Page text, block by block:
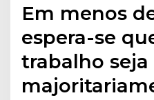
Em menos
espera-se
trabalho